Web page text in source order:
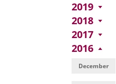
externa.
2019
2018
2017
2016
December